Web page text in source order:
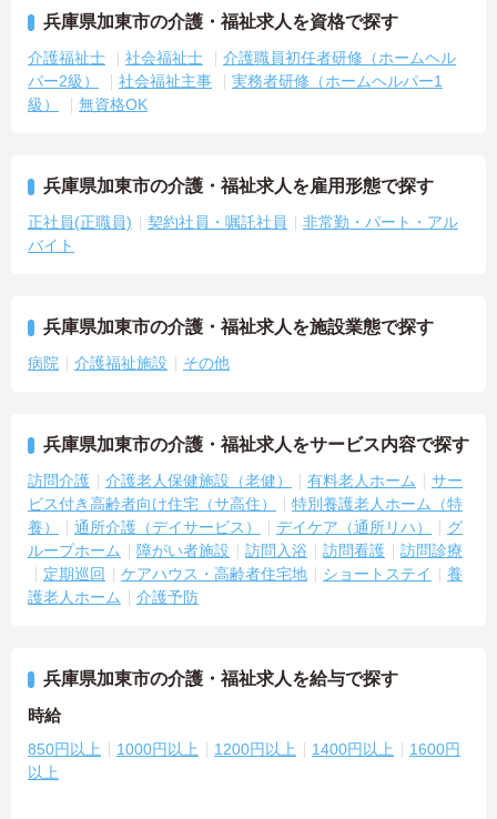
兵庫県加東市の介護・福祉求人を資格で探す
介護福祉士 社会福祉士
介護職員初任者研修（ホームヘル
パー2級）
社会福祉主事
実務者研修（ホームヘルパー1
級）
無資格OK
兵庫県加東市の介護・福祉求人を雇用形態で探す
正社員(正職員) 契約社員・嘱託社員
非常勤・パート・アル
バイト
兵庫県加東市の介護・福祉求人を施設業態で探す
病院 介護福祉施設 その他
兵庫県加東市の介護・福祉求人をサービス内容で探す
訪問介護 介護老人保健施設（老健） 有料老人ホーム
サー
ビス付き高齢者向け住宅（サ高住）
特別養護老人ホーム（特
養）
通所介護（デイサービス） デイケア（通所リハ）
グ
ループホーム
障がい者施設 訪問入浴 訪問看護
訪問診療
定期巡回
ケアハウス・高齢者住宅地 ショートステイ
養
護老人ホーム
介護予防
兵庫県加東市の介護・福祉求人を給与で探す
時給
850円以上 1000円以上 1200円以上 1400円以上
1600円
以上